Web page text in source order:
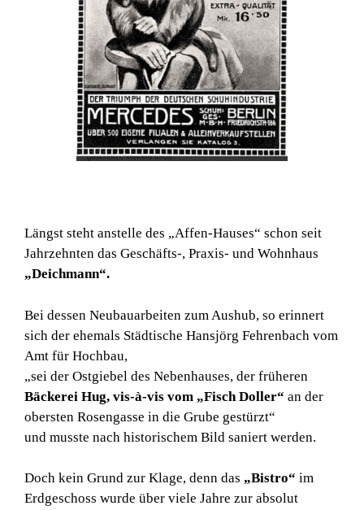
Längst steht anstelle des „Affen-Hauses“ schon seit
Jahrzehnten das Geschäfts-, Praxis- und Wohnhaus
„Deichmann“.
Bei dessen Neubauarbeiten zum Aushub, so erinnert
sich der ehemals Städtische Hansjörg Fehrenbach vom
Amt für Hochbau,
„sei der Ostgiebel des Nebenhauses, der früheren
Bäckerei Hug, vis-à-vis vom „Fisch Doller“ an der
obersten Rosengasse in die Grube gestürzt“
und musste nach historischem Bild saniert werden.
Doch kein Grund zur Klage, denn das „Bistro“ im
Erdgeschoss wurde über viele Jahre zur absolut